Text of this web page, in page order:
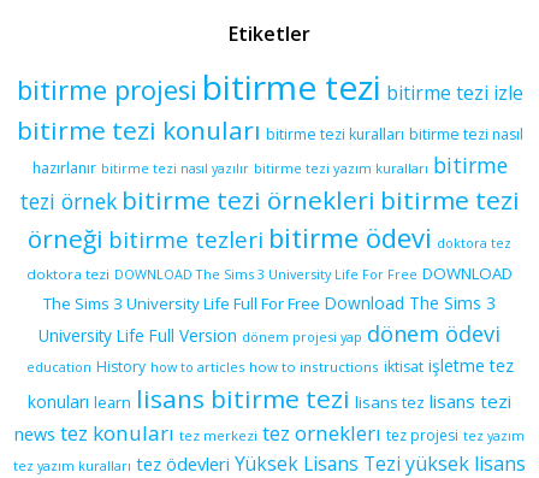
Etiketler
bitirme projesi bitirme tezi bitirme tezi izle
bitirme tezi konuları bitirme tezi kuralları bitirme tezi nasıl
hazırlanır bitirme tezi nasıl yazılır bitirme tezi yazım kuralları bitirme
tezi örnek bitirme tezi örnekleri bitirme tezi
örneği bitirme tezleri bitirme ödevi doktora tez
doktora tezi DOWNLOAD The Sims 3 University Life For Free DOWNLOAD
The Sims 3 University Life Full For Free Download The Sims 3
University Life Full Version dönem projesi yap dönem ödevi
education History how to articles how to instructions iktisat işletme tez
konuları learn lisans bitirme tezi lisans tez lisans tezi
news tez konuları tez merkezi tez orneklerı tez projesi tez yazım
tez yazım kuralları tez ödevleri Yüksek Lisans Tezi yüksek lisans